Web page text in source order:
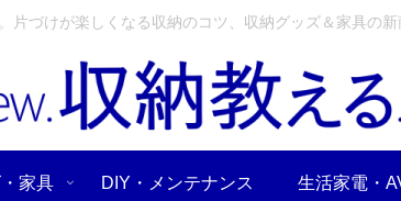
づけが楽しくなる収納のコツ、収納グッズ＆家具の
家具 DIY・メンテナンス 生活家電・